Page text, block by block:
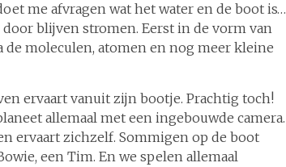
me afvragen wat het water en de boot is…
blijven stromen. Eerst in de vorm van
de moleculen, atomen en nog meer kleine
ervaart vanuit zijn bootje. Prachtig toch!
allemaal met een ingebouwde camera.
ervaart zichzelf. Sommigen op de boot
een Tim. En we spelen allemaal